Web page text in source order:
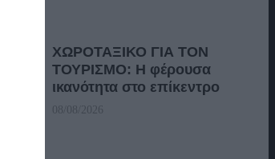
ΧΩΡΟΤΑΞΙΚΟ ΓΙΑ ΤΟΝ
ΤΟΥΡΙΣΜΟ: Η φέρουσα
ικανότητα στο επίκεντρο
08/08/2026